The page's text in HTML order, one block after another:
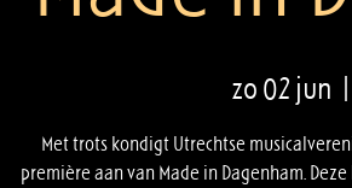
zo 02 jun
Met trots kondigt Utrechtse
première aan van Made in Dagenham.